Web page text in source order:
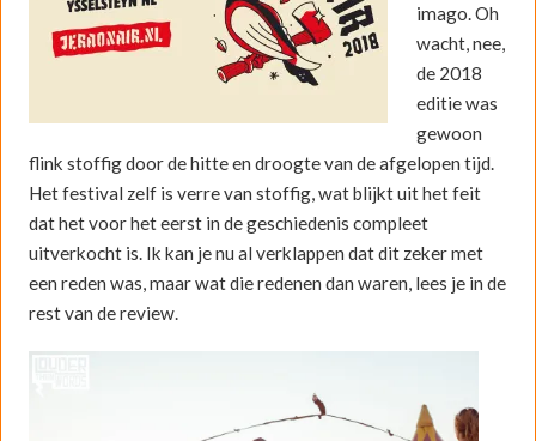
imago. Oh
wacht, nee,
de 2018
editie was
gewoon
flink stoffig door de hitte en droogte van de afgelopen tijd.
Het festival zelf is verre van stoffig, wat blijkt uit het feit
dat het voor het eerst in de geschiedenis compleet
uitverkocht is. Ik kan je nu al verklappen dat dit zeker met
een reden was, maar wat die redenen dan waren, lees je in de
rest van de review.